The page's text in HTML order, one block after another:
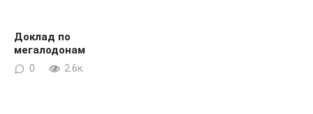
Доклад по
мегалодонам
0 2.6к.